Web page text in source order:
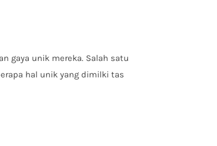
gaya unik mereka. Salah satu
hal unik yang dimilki tas